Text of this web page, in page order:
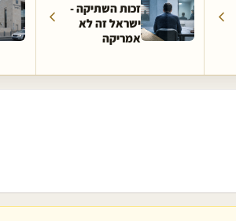
זכות השתיקה -
ישראל זה לא
אמריקה